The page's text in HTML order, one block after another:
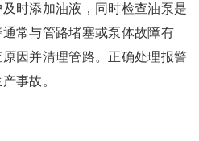
时添加油液，同时检查油泵是
常与管路堵塞或泵体故障有
因并清理管路。正确处理报警
事故。